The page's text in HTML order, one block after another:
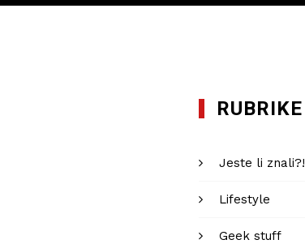
RUBRIKE
Jeste li znali?!
Lifestyle
Geek stuff